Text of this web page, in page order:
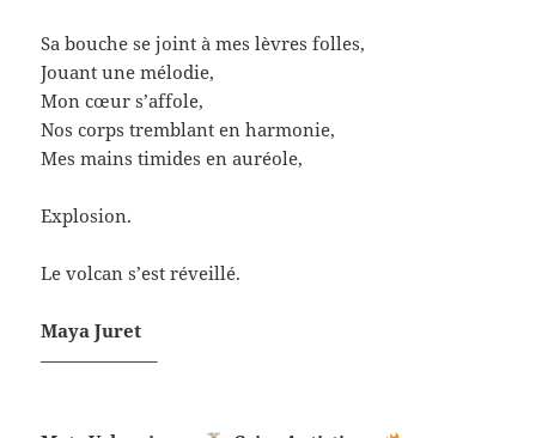
Sa bouche se joint à mes lèvres folles,
Jouant une mélodie,
Mon cœur s’affole,
Nos corps tremblant en harmonie,
Mes mains timides en auréole,
Explosion.
Le volcan s’est réveillé.
Maya Juret
——————–